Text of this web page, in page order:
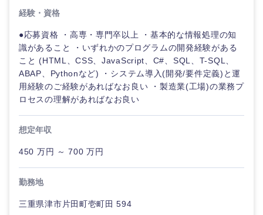
経験・資格
●応募資格 ・高専・専門卒以上 ・基本的な情報処理の知
識があること ・いずれかのプログラムの開発経験がある
こと (HTML、CSS、JavaScript、C#、SQL、T-SQL、
ABAP、Pythonなど) ・システム導入(開発/要件定義)と運
用経験のご経験があればなお良い ・製造業(工場)の業務プ
ロセスの理解があればなお良い
想定年収
450 万円 ～ 700 万円
勤務地
三重県津市片田町壱町田 594